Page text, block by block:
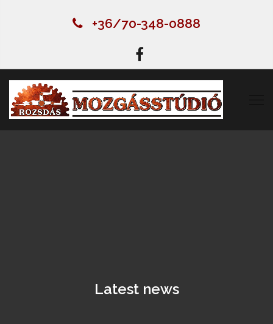
+36/70-348-0888
Latest news